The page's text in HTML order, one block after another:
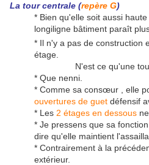
La tour centrale (repère G)
* Bien qu'elle soit aussi
longiligne bâtiment paraît
* Il n'y a pas de construction
étage.
N'est ce qu'une
* Que nenni.
* Comme sa consœur , elle
ouvertures de guet défensif
* Les 2 étages en dessous
* Je pressens que sa
dire qu'elle maintient
* Contrairement à la
extérieur.